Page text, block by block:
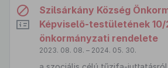
Szilsárkány Község
Képviselő-testületének 10/
önkormányzati rendelete
2023. 08. 08. – 2024. 05. 30.